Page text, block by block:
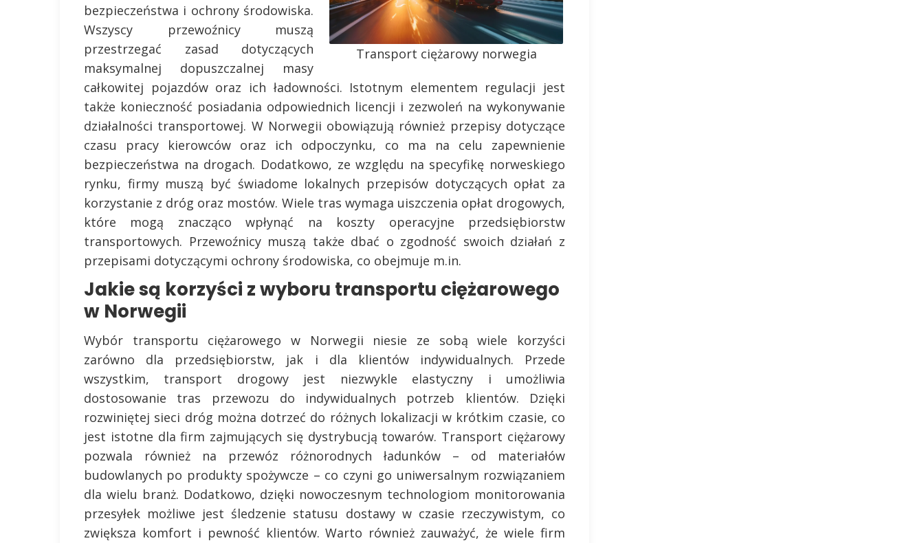
Transport ciężarowy norwegia
bezpieczeństwa i ochrony środowiska.
Wszyscy przewoźnicy muszą
przestrzegać zasad dotyczących
maksymalnej dopuszczalnej masy
całkowitej pojazdów oraz ich ładowności. Istotnym elementem regulacji jest
także konieczność posiadania odpowiednich licencji i zezwoleń na wykonywanie
działalności transportowej. W Norwegii obowiązują również przepisy dotyczące
czasu pracy kierowców oraz ich odpoczynku, co ma na celu zapewnienie
bezpieczeństwa na drogach. Dodatkowo, ze względu na specyfikę norweskiego
rynku, firmy muszą być świadome lokalnych przepisów dotyczących opłat za
korzystanie z dróg oraz mostów. Wiele tras wymaga uiszczenia opłat drogowych,
które mogą znacząco wpłynąć na koszty operacyjne przedsiębiorstw
transportowych. Przewoźnicy muszą także dbać o zgodność swoich działań z
przepisami dotyczącymi ochrony środowiska, co obejmuje m.in.
Jakie są korzyści z wyboru transportu ciężarowego
w Norwegii
Wybór transportu ciężarowego w Norwegii niesie ze sobą wiele korzyści
zarówno dla przedsiębiorstw, jak i dla klientów indywidualnych. Przede
wszystkim, transport drogowy jest niezwykle elastyczny i umożliwia
dostosowanie tras przewozu do indywidualnych potrzeb klientów. Dzięki
rozwiniętej sieci dróg można dotrzeć do różnych lokalizacji w krótkim czasie, co
jest istotne dla firm zajmujących się dystrybucją towarów. Transport ciężarowy
pozwala również na przewóz różnorodnych ładunków – od materiałów
budowlanych po produkty spożywcze – co czyni go uniwersalnym rozwiązaniem
dla wielu branż. Dodatkowo, dzięki nowoczesnym technologiom monitorowania
przesyłek możliwe jest śledzenie statusu dostawy w czasie rzeczywistym, co
zwiększa komfort i pewność klientów. Warto również zauważyć, że wiele firm